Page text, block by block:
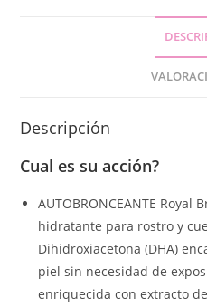
Descripción
Cual es su acción?
AUTOBRONCEANTE
hidratante para rostro y
Dihidroxiacetona (DHA)
piel sin necesidad de
enriquecida con extracto